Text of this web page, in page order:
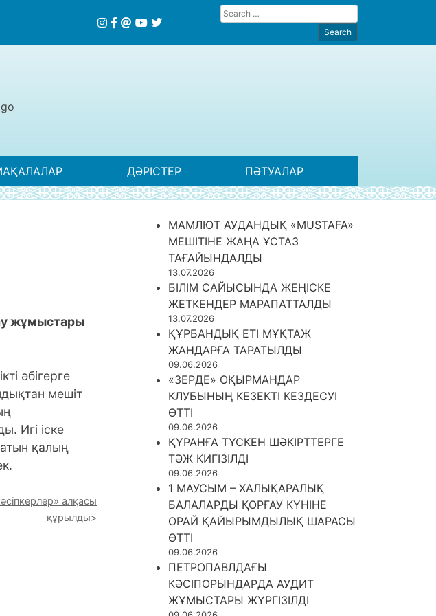
ДӘРІСТЕР ПӘТУАЛАР
жұмыстары
әбігерге
мешіт
Игі іске
қалың
алқасы
құрылды
МАМЛЮТ АУДАНДЫҚ «MUSTAFA»
МЕШІТІНЕ ЖАҢА ҰСТАЗ
ТАҒАЙЫНДАЛДЫ
13.07.2026
БІЛІМ САЙЫСЫНДА ЖЕҢІСКЕ
ЖЕТКЕНДЕР МАРАПАТТАЛДЫ
13.07.2026
ҚҰРБАНДЫҚ ЕТІ МҰҚТАЖ
ЖАНДАРҒА ТАРАТЫЛДЫ
09.06.2026
«ЗЕРДЕ» ОҚЫРМАНДАР
КЛУБЫНЫҢ КЕЗЕКТІ КЕЗДЕСУІ
ӨТТІ
09.06.2026
ҚҰРАНҒА ТҮСКЕН ШӘКІРТТЕРГЕ
ТӘЖ КИГІЗІЛДІ
09.06.2026
1 МАУСЫМ – ХАЛЫҚАРАЛЫҚ
БАЛАЛАРДЫ ҚОРҒАУ КҮНІНЕ
ОРАЙ ҚАЙЫРЫМДЫЛЫҚ ШАРАСЫ
ӨТТІ
09.06.2026
ПЕТРОПАВЛДАҒЫ
КӘСІПОРЫНДАРДА АУДИТ
ЖҰМЫСТАРЫ ЖҮРГІЗІЛДІ